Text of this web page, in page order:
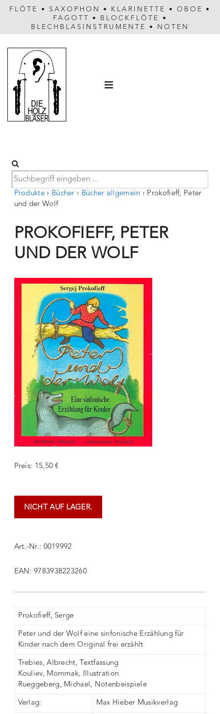
FLÖTE • SAXOPHON • KLARINETTE • OBOE
•
FAGOTT
• BLOCKFLÖTE
•
BLECHBLASINSTRUMENTE
• NOTEN
Produkte › Bücher › Bücher allgemein › Prokofieff, Peter
und der Wolf
PROKOFIEFF, PETER
UND DER WOLF
Preis: 15,50 €
NICHT AUF LAGER.
Art.-Nr.: 0019992
EAN: 9783938223260
Prokofieff, Serge
Peter und der Wolf eine sinfonische Erzählung für
Kinder nach dem Original frei erzählt
Trebies, Albrecht, Textfassung
Kouliev, Mommak, Illustration
Rueggeberg, Michael, Notenbeispiele
Verlag: Max Hieber Musikverlag